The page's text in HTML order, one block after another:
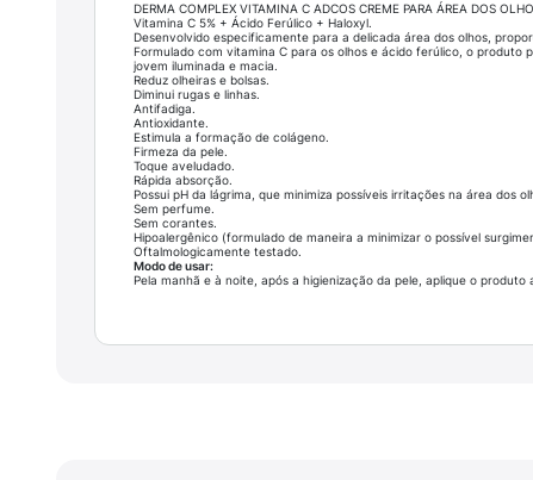
DERMA COMPLEX VITAMINA C ADCOS CREME PARA ÁREA DOS
Vitamina C 5% + Ácido Ferúlico + Haloxyl.
Desenvolvido especificamente para a delicada área dos olhos,
Formulado com vitamina C para os olhos e ácido ferúlico, o produto
jovem iluminada e macia.
Reduz olheiras e bolsas.
Diminui rugas e linhas.
Antifadiga.
Antioxidante.
Estimula a formação de colágeno.
Firmeza da pele.
Toque aveludado.
Rápida absorção.
Possui pH da lágrima, que minimiza possíveis irritações na área dos
Sem perfume.
Sem corantes.
Hipoalergênico (formulado de maneira a minimizar o possível
Oftalmologicamente testado.
Modo de usar:
Pela manhã e à noite, após a higienização da pele, aplique o